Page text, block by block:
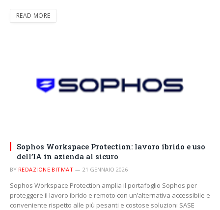
READ MORE
Sophos Workspace Protection: lavoro ibrido e uso
dell’IA in azienda al sicuro
BY REDAZIONE BITMAT 21 GENNAIO 2026
Sophos Workspace Protection amplia il portafoglio Sophos per
proteggere il lavoro ibrido e remoto con un’alternativa accessibile e
conveniente rispetto alle più pesanti e costose soluzioni SASE